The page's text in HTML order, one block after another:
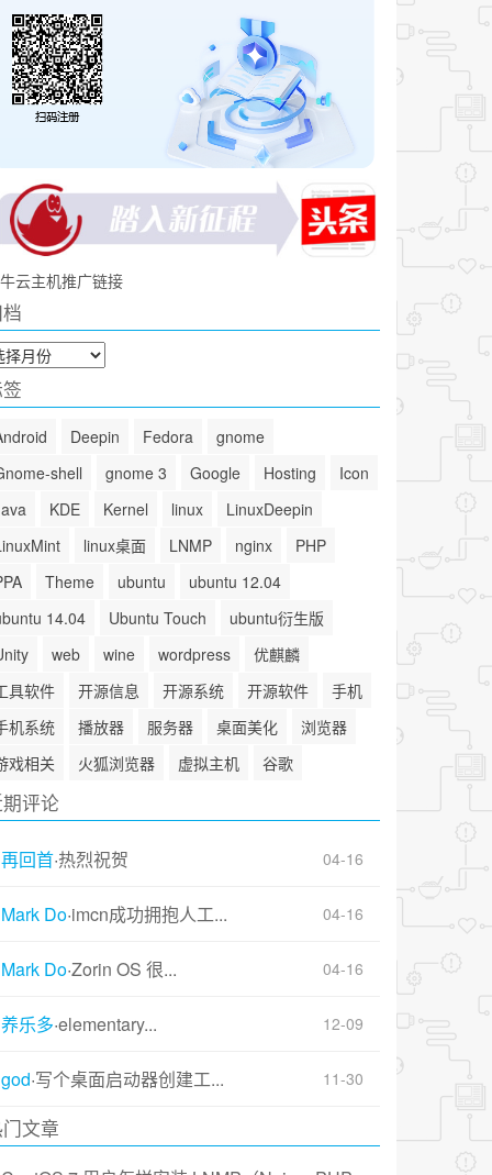
云主机推广链接
Deepin Fedora
gnome
shell
gnome 3 Google Hosting
Icon
KDE Kernel linux
LinuxDeepin
linux桌面 LNMP nginx
PHP
Theme ubuntu
ubuntu 12.04
14.04
Ubuntu Touch
ubuntu衍生版
web wine wordpress
优麒麟
具软件
开源信息 开源系统 开源软件
手机
机系统
播放器 服务器 桌面美化
浏览器
戏相关
火狐浏览器 虚拟主机 谷歌
评论
再回首·热烈祝贺 04-16
Mark Do·imcn成功拥抱人工... 04-16
Mark Do·Zorin OS 很... 04-16
养乐多·elementary... 12-09
god·写个桌面启动器创建工... 11-30
文章